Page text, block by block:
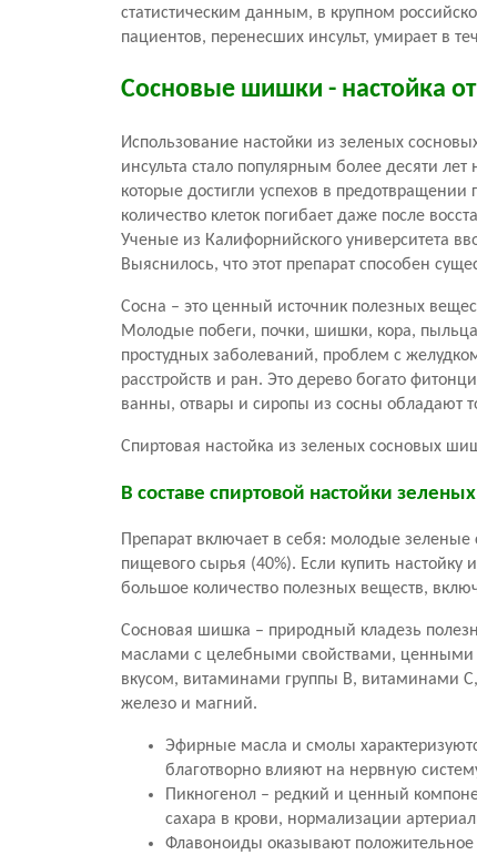
статистическим данным, в крупном
пациентов, перенесших инсульт, умирает в
Сосновые шишки - настойка от
Использование настойки из зеленых
инсульта стало популярным более десяти
которые достигли успехов в
количество клеток погибает даже после
Ученые из Калифорнийского университета
Выяснилось, что этот препарат способен
Сосна – это ценный источник полезных
Молодые побеги, почки, шишки, кора,
простудных заболеваний, проблем с
расстройств и ран. Это дерево богато
ванны, отвары и сиропы из сосны обладают
Спиртовая настойка из зеленых сосновых
В составе спиртовой настойки
Препарат включает в себя: молодые
пищевого сырья (40%). Если купить
большое количество полезных веществ,
Сосновая шишка – природный кладезь
маслами с целебными свойствами,
вкусом, витаминами группы B, витаминами
железо и магний.
Эфирные масла и смолы
благотворно влияют на нервную
Пикногенол – редкий и ценный
сахара в крови, нормализации
Флавоноиды оказывают положительное